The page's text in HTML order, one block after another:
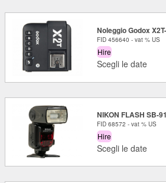
Noleggio Godox
FID 456640 - vat % US
Hire
Scegli le date
FID 68572 - vat % US
Hire
Scegli le date